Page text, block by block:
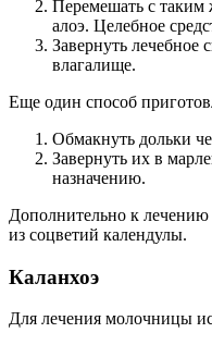
Перемешать с таким
алоэ. Целебное
Завернуть лечебное
влагалище.
Еще один способ
Обмакнуть дольки
Завернуть их в
назначению.
Дополнительно к
из соцветий календулы.
Каланхоэ
Для лечения молочницы